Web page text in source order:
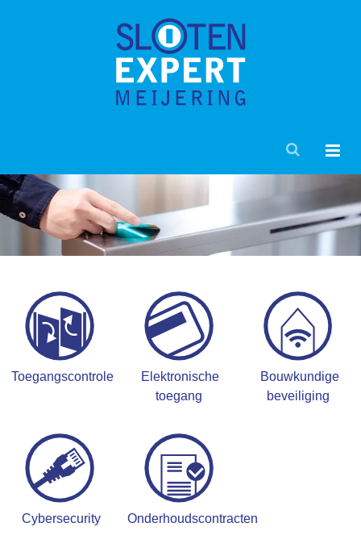
Toegangscontrole
Elektronische
toegang
Bouwkundige
beveiliging
Cybersecurity Onderhoudscontracten